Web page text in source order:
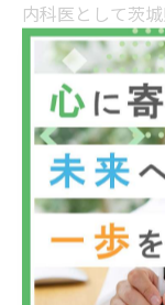
内科医として茨
を目指す場合、
の専門性や働き
ら、医療現場の
件や職場環境に
生まれるからです
たとえば、クリ
ム医療体制が整
スキルアップが